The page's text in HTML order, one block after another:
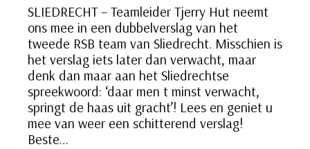
SLIEDRECHT – Teamleider Tjerry Hut neemt
ons mee in een dubbelverslag van het
tweede RSB team van Sliedrecht. Misschien is
het verslag iets later dan verwacht, maar
denk dan maar aan het Sliedrechtse
spreekwoord: ‘daar men t minst verwacht,
springt de haas uit gracht’! Lees en geniet u
mee van weer een schitterend verslag!
Beste…